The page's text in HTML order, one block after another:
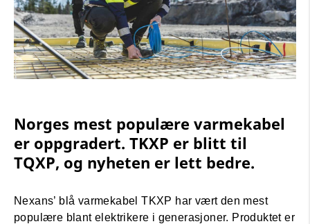
Norges mest populære varmekabel
er oppgradert. TKXP er blitt til
TQXP, og nyheten er lett bedre.
Nexans’ blå varmekabel TKXP har vært den mest
populære blant elektrikere i generasjoner. Produktet er